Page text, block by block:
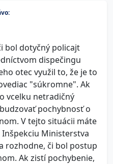
bol dotyčný policajt
dispečingu
otec využil to, že je to
"súkromne". Ak
vcelku netradičný
pochybnosť o
V tejto situácii máte
Ministerstva
rozhodne, či bol postup
Ak zistí pochybenie,